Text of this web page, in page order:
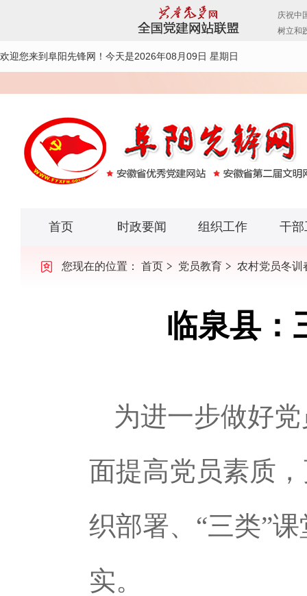
欢迎您来到阜阳先锋网！ 今天是2026年08月09日 星期日
首页 时政要闻 组织工作 干部
您现在的位置： 首页 党员教育 农村党员冬训
临泉县：
为进一步做好
面提高党员素质
织部署、“三类”
实。